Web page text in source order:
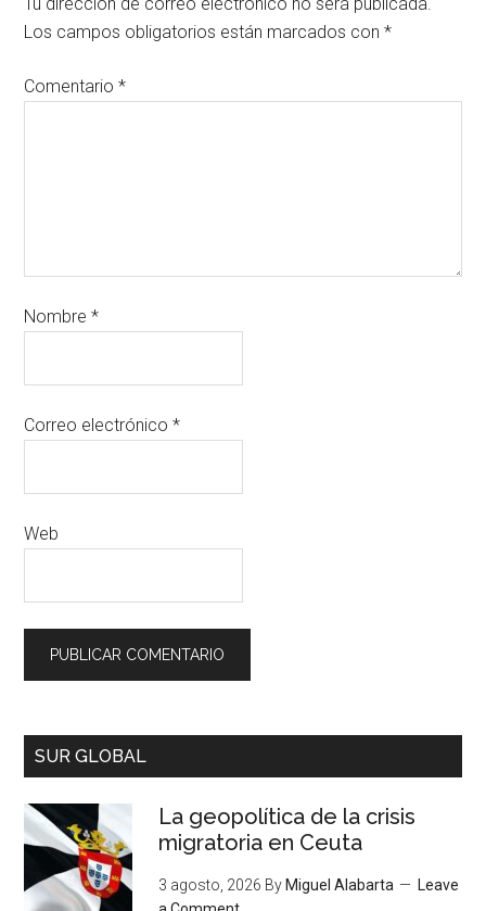
Los campos obligatorios están marcados con*
Comentario*
Nombre*
Correo electrónico*
Web
SUR GLOBAL
La geopolítica de la crisis
migratoria en Ceuta
3 agosto, 2026 By Miguel Alabarta
Leave